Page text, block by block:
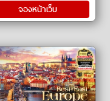
จองหน้าเว็บ